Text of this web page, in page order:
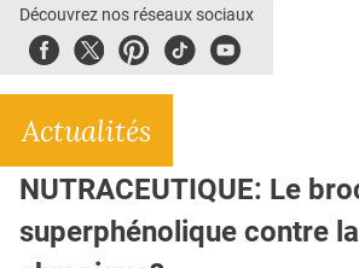
E-REVUE SAD
THÉMA
Découvrez nos réseaux sociaux
FacebookTwitterPinterest
TiktokYoubute
Actualités
NUTRACEUTIQUE: Le
superphénolique contre